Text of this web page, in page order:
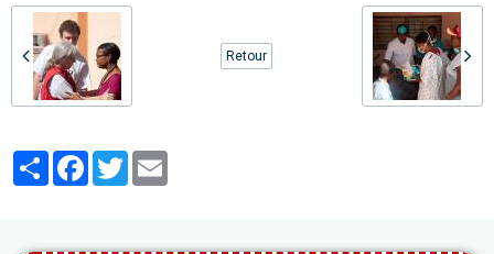
Retour
PartagerFacebook
Twitter